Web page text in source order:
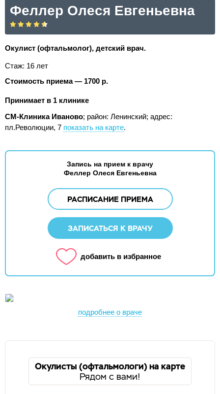
Феллер Олеся Евгеньевна
Окулист (офтальмолог), детский врач.
Стаж: 16 лет
Стоимость приема — 1700 р.
Принимает в 1 клинике
СМ-Клиника Иваново; район: Ленинский; адрес:
пл.Революции, 7 показать на карте.
Запись на прием к врачу
Феллер Олеся Евгеньевна
РАСПИСАНИЕ ПРИЕМА
ЗАПИСАТЬСЯ К ВРАЧУ
добавить в избранное
подробнее о враче
Окулисты (офтальмологи) на карте
Рядом с вами!